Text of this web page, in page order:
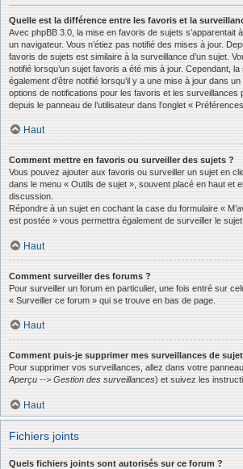
Quelle est la différence entre les favoris et la
Avec phpBB 3.0, la mise en favoris de sujets s’apparentait
un navigateur. Vous n’étiez pas notifié des mises à jour.
favoris de sujets est similaire à la surveillance d’un sujet.
notifié lorsqu’un sujet favoris a été mis à jour. Cependant,
également d’être notifié lorsqu’il y a une mise à jour dans
options de notifications pour les favoris et les surveillances
depuis le panneau de l’utilisateur dans l’onglet «
Haut
Comment mettre en favoris ou surveiller des sujets ?
Vous pouvez ajouter aux favoris ou surveiller un sujet en
dans le menu « Outils de sujet », souvent placé en haut et
discussion.
Répondre à un sujet en cochant la case du formulaire «
est postée » vous permettra également de surveiller le sujet.
Haut
Comment surveiller des forums ?
Pour surveiller un forum en particulier, une fois entré sur
« Surveiller ce forum » qui se trouve en bas de page.
Haut
Comment puis-je supprimer mes surveillances de
Pour supprimer vos surveillances, allez dans votre
Aperçu --> Gestion des surveillances) et suivez les
Haut
Fichiers joints
Quels fichiers joints sont autorisés sur ce forum ?